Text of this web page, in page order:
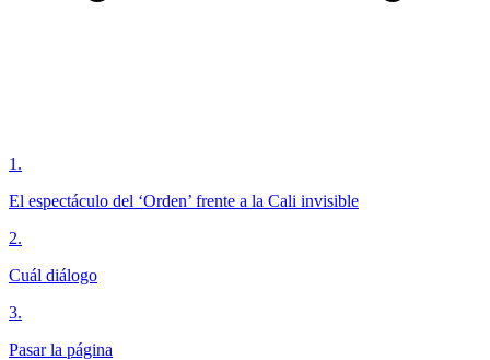
1 .
El espectáculo del ‘Orden’ frente a la Cali invisible
2.
Cuál diálogo
3.
Pasar la página